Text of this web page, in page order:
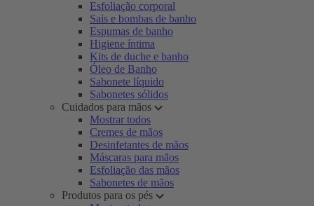
Esfoliação corporal
Sais e bombas de banho
Espumas de banho
Higiene íntima
Kits de duche e banho
Óleo de Banho
Sabonete líquido
Sabonetes sólidos
Cuidados para mãos
Mostrar todos
Cremes de mãos
Desinfetantes de mãos
Máscaras para mãos
Esfoliação das mãos
Sabonetes de mãos
Produtos para os pés